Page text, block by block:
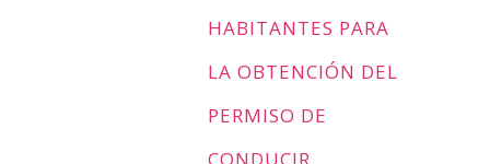
HABITANTES PARA
LA OBTENCIÓN DEL
PERMISO DE
CONDUCIR